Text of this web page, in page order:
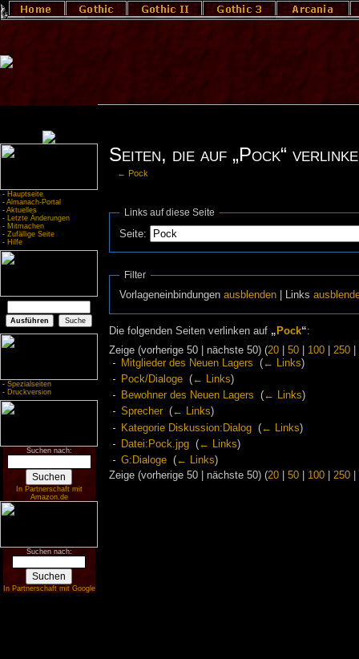
- Hauptseite
- Almanach-Portal
- Aktuelles
- Letzte Änderungen
- Mitmachen
- Zufällige Seite
- Hilfe
- Spezialseiten
- Druckversion
Suchen nach:
In Partnerschaft mit
Amazon.de
Suchen nach:
In Partnerschaft mit Google
Seiten, die auf „Pock“
← Pock
Links auf diese Seite
Seite:
Filter
Vorlageneinbindungenausblenden | Links
Die folgenden Seiten verlinken auf „ Pock“:
Zeige (vorherige 50 | nächste 50) (20| 50| 100| 250|
Mitglieder des Neuen Lagers
(← Links)
Pock/Dialoge‎ (← Links)
Bewohner des Neuen Lagers
(← Links)
Sprecher‎ (← Links)
Kategorie Diskussion:Dialog‎ (← Links)
Datei:Pock.jpg‎ (← Links)
G:Dialoge‎ (← Links)
Zeige (vorherige 50 | nächste 50) (20| 50| 100| 250|